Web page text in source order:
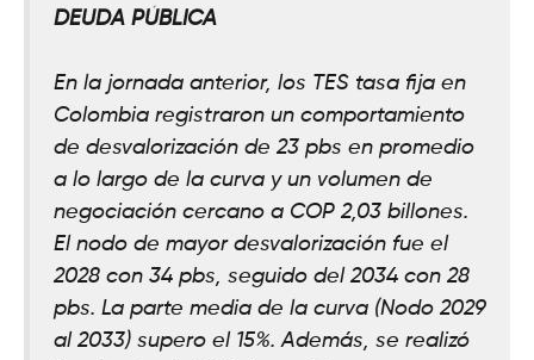
DEUDA PÚBLICA
En la jornada anterior, los TES tasa fija en
Colombia registraron un comportamiento
de desvalorización de 23 pbs en promedio
a lo largo de la curva y un volumen de
negociación cercano a COP 2,03 billones.
El nodo de mayor desvalorización fue el
2028 con 34 pbs, seguido del 2034 con 28
pbs. La parte media de la curva (Nodo 2029
al 2033) supero el 15%. Además, se realizó